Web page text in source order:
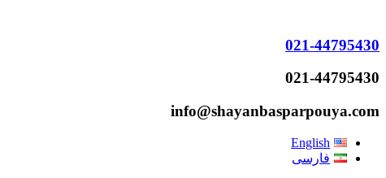
021-44795430
021-44795430
info@shayanbasparpouya.com
English
فارسی